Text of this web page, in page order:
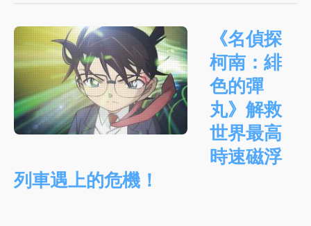
《名偵探
柯南：緋
色的彈
丸》解救
世界最高
時速磁浮
列車遇上的危機！